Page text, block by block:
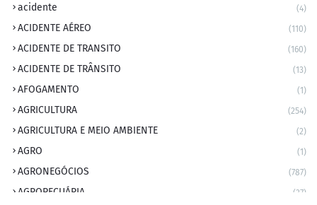
acidente (4)
ACIDENTE AÉREO (110)
ACIDENTE DE TRANSITO (160)
ACIDENTE DE TRÂNSITO (13)
AFOGAMENTO (1)
AGRICULTURA (254)
AGRICULTURA E MEIO AMBIENTE (2)
AGRO (1)
AGRONEGÓCIOS (787)
AGROPECUÁRIA (37)